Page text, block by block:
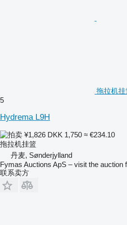
拖拉机
5
Hydrema L9H
¥1,826 DKK 1,750 ≈ €234.10
拖拉机挂篮
丹麦, Sønderjylland
Fymas Auctions ApS – visit the auction
联系卖方